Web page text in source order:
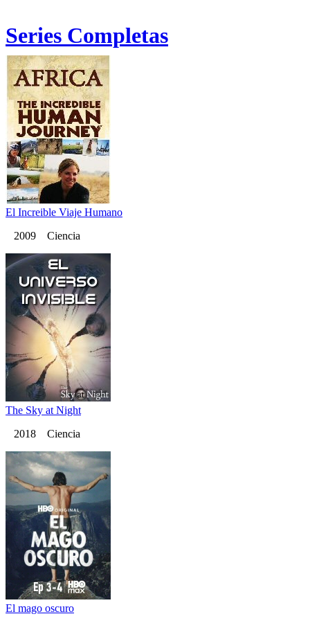
Series Completas
El Increible Viaje Humano
2009 Ciencia
The Sky at Night
2018 Ciencia
El mago oscuro